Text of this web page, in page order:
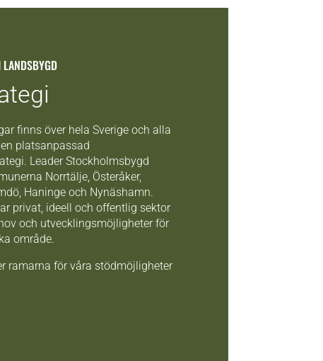
finns över hela Sverige och alla
platsanpassad
Leader Stockholmsbygd
Norrtälje, Österåker,
Haninge och Nynäshamn.
privat, ideell och offentlig sektor
och utvecklingsmöjligheter för
område.
ramarna för våra stödmöjligheter